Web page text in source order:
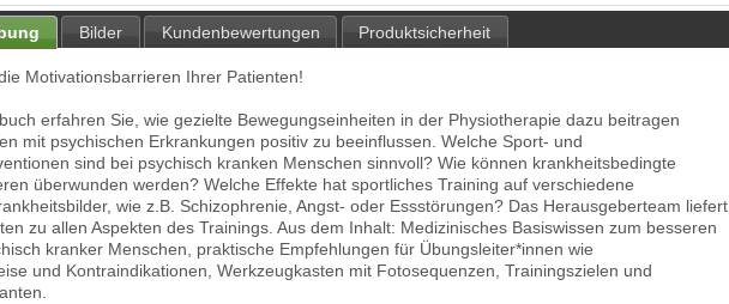
Bilder Kundenbewertungen Produktsicherheit
Motivationsbarrieren Ihrer Patienten!
erfahren Sie, wie gezielte Bewegungseinheiten in der Physiotherapie dazu beitragen
mit psychischen Erkrankungen positiv zu beeinflussen. Welche Sport- und
sind bei psychisch kranken Menschen sinnvoll? Wie können krankheitsbedingte
überwunden werden? Welche Effekte hat sportliches Training auf verschiedene
wie z.B. Schizophrenie, Angst- oder Essstörungen? Das Herausgeberteam liefert
zu allen Aspekten des Trainings. Aus dem Inhalt: Medizinisches Basiswissen zum besseren
kranker Menschen, praktische Empfehlungen für Übungsleiter*innen wie
und Kontraindikationen, Werkzeugkasten mit Fotosequenzen, Trainingszielen und